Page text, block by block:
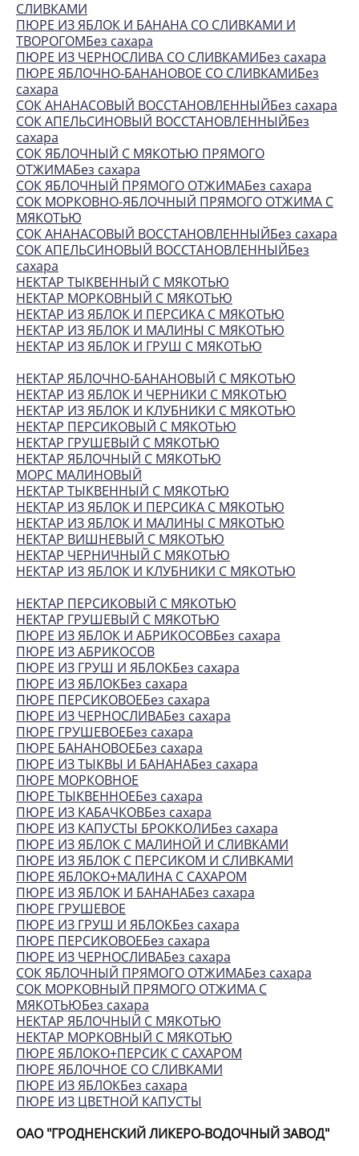
СЛИВКАМИ
ПЮРЕ ИЗ ЯБЛОК И БАНАНА СО СЛИВКАМИ И
ТВОРОГОМБез сахара
ПЮРЕ ИЗ ЧЕРНОСЛИВА СО СЛИВКАМИБез сахара
ПЮРЕ ЯБЛОЧНО-БАНАНОВОЕ СО СЛИВКАМИБез
сахара
СОК АНАНАСОВЫЙ ВОССТАНОВЛЕННЫЙБез сахара
СОК АПЕЛЬСИНОВЫЙ ВОССТАНОВЛЕННЫЙБез
сахара
СОК ЯБЛОЧНЫЙ С МЯКОТЬЮ ПРЯМОГО
ОТЖИМАБез сахара
СОК ЯБЛОЧНЫЙ ПРЯМОГО ОТЖИМАБез сахара
СОК МОРКОВНО-ЯБЛОЧНЫЙ ПРЯМОГО ОТЖИМА С
МЯКОТЬЮ
СОК АНАНАСОВЫЙ ВОССТАНОВЛЕННЫЙБез сахара
СОК АПЕЛЬСИНОВЫЙ ВОССТАНОВЛЕННЫЙБез
сахара
НЕКТАР ТЫКВЕННЫЙ С МЯКОТЬЮ
НЕКТАР МОРКОВНЫЙ С МЯКОТЬЮ
НЕКТАР ИЗ ЯБЛОК И ПЕРСИКА С МЯКОТЬЮ
НЕКТАР ИЗ ЯБЛОК И МАЛИНЫ С МЯКОТЬЮ
НЕКТАР ИЗ ЯБЛОК И ГРУШ С МЯКОТЬЮ
НЕКТАР ЯБЛОЧНО-БАНАНОВЫЙ С МЯКОТЬЮ
НЕКТАР ИЗ ЯБЛОК И ЧЕРНИКИ С МЯКОТЬЮ
НЕКТАР ИЗ ЯБЛОК И КЛУБНИКИ С МЯКОТЬЮ
НЕКТАР ПЕРСИКОВЫЙ С МЯКОТЬЮ
НЕКТАР ГРУШЕВЫЙ С МЯКОТЬЮ
НЕКТАР ЯБЛОЧНЫЙ С МЯКОТЬЮ
МОРС МАЛИНОВЫЙ
НЕКТАР ТЫКВЕННЫЙ С МЯКОТЬЮ
НЕКТАР ИЗ ЯБЛОК И ПЕРСИКА С МЯКОТЬЮ
НЕКТАР ИЗ ЯБЛОК И МАЛИНЫ С МЯКОТЬЮ
НЕКТАР ВИШНЕВЫЙ С МЯКОТЬЮ
НЕКТАР ЧЕРНИЧНЫЙ С МЯКОТЬЮ
НЕКТАР ИЗ ЯБЛОК И КЛУБНИКИ С МЯКОТЬЮ
НЕКТАР ПЕРСИКОВЫЙ С МЯКОТЬЮ
НЕКТАР ГРУШЕВЫЙ С МЯКОТЬЮ
ПЮРЕ ИЗ ЯБЛОК И АБРИКОСОВБез сахара
ПЮРЕ ИЗ АБРИКОСОВ
ПЮРЕ ИЗ ГРУШ И ЯБЛОКБез сахара
ПЮРЕ ИЗ ЯБЛОКБез сахара
ПЮРЕ ПЕРСИКОВОЕБез сахара
ПЮРЕ ИЗ ЧЕРНОСЛИВАБез сахара
ПЮРЕ ГРУШЕВОЕБез сахара
ПЮРЕ БАНАНОВОЕБез сахара
ПЮРЕ ИЗ ТЫКВЫ И БАНАНАБез сахара
ПЮРЕ МОРКОВНОЕ
ПЮРЕ ТЫКВЕННОЕБез сахара
ПЮРЕ ИЗ КАБАЧКОВБез сахара
ПЮРЕ ИЗ КАПУСТЫ БРОККОЛИБез сахара
ПЮРЕ ИЗ ЯБЛОК С МАЛИНОЙ И СЛИВКАМИ
ПЮРЕ ИЗ ЯБЛОК С ПЕРСИКОМ И СЛИВКАМИ
ПЮРЕ ЯБЛОКО+МАЛИНА С САХАРОМ
ПЮРЕ ИЗ ЯБЛОК И БАНАНАБез сахара
ПЮРЕ ГРУШЕВОЕ
ПЮРЕ ИЗ ГРУШ И ЯБЛОКБез сахара
ПЮРЕ ПЕРСИКОВОЕБез сахара
ПЮРЕ ИЗ ЧЕРНОСЛИВАБез сахара
СОК ЯБЛОЧНЫЙ ПРЯМОГО ОТЖИМАБез сахара
СОК МОРКОВНЫЙ ПРЯМОГО ОТЖИМА С
МЯКОТЬЮБез сахара
НЕКТАР ЯБЛОЧНЫЙ С МЯКОТЬЮ
НЕКТАР МОРКОВНЫЙ С МЯКОТЬЮ
ПЮРЕ ЯБЛОКО+ПЕРСИК С САХАРОМ
ПЮРЕ ЯБЛОЧНОЕ СО СЛИВКАМИ
ПЮРЕ ИЗ ЯБЛОКБез сахара
ПЮРЕ ИЗ ЦВЕТНОЙ КАПУСТЫ
ОАО "ГРОДНЕНСКИЙ ЛИКЕРО-ВОДОЧНЫЙ ЗАВОД"